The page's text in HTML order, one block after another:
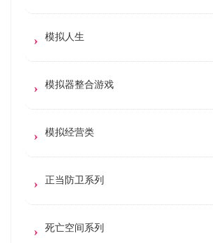
模拟人生
模拟器整合游戏
模拟经营类
正当防卫系列
死亡空间系列